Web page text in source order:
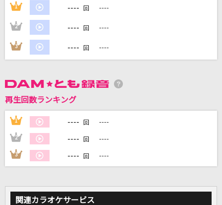
DAMの新曲・ランキングなど
カラオケをもっと楽しもう！
家族や友達と一緒に！練習にも！
1 ---- 回 ----
2 ---- 回 ----
3 ---- 回 ----
再生回数ランキング
1 ---- 回 ----
2 ---- 回 ----
3 ---- 回 ----
関連カラオケサービス